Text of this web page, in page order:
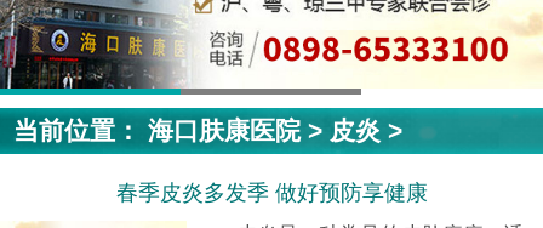
当前位置：海口肤康医院> 皮炎 >
春季皮炎多发季 做好预防享健康